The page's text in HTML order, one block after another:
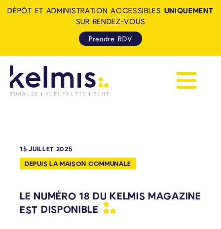
Afficher la
DÉPÔT ET ADMINISTRATION ACCESSIBLES UNIQUEMENT
SUR RENDEZ-VOUS
Prendre RDV
15 JUILLET 2025
DEPUIS LA MAISON COMMUNALE
LE NUMÉRO 18 DU KELMIS MAGAZINE
EST DISPONIBLE